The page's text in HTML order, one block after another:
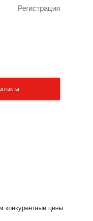
Регистрация
конкурентные цены